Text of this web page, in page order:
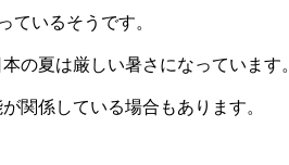
いるそうです。
の夏は厳しい暑さになっています。
関係している場合もあります。